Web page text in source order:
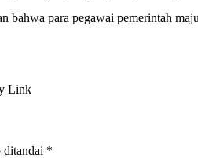
bahwa para pegawai pemerintah
ditandai *